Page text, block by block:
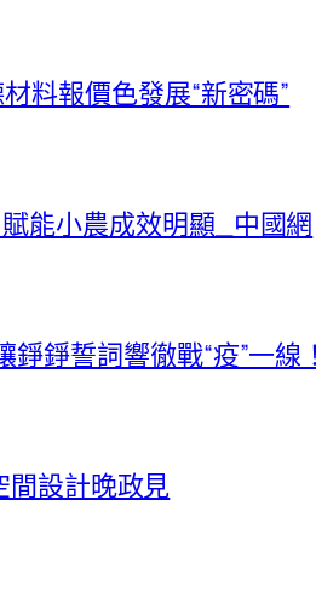
料報價色發展“新密碼”
能小農成效明顯_中國網
錚錚誓詞響徹戰“疫”一線
間設計晚政見